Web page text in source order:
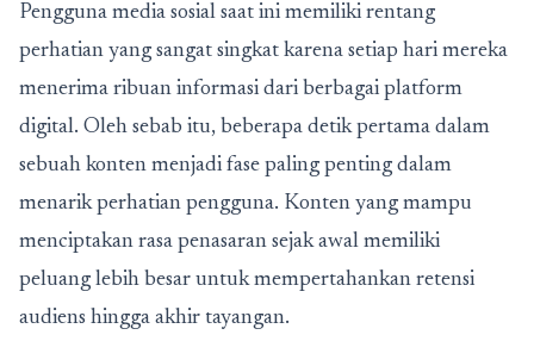
Pengguna media sosial saat ini memiliki rentang
perhatian yang sangat singkat karena setiap hari mereka
menerima ribuan informasi dari berbagai platform
digital. Oleh sebab itu, beberapa detik pertama dalam
sebuah konten menjadi fase paling penting dalam
menarik perhatian pengguna. Konten yang mampu
menciptakan rasa penasaran sejak awal memiliki
peluang lebih besar untuk mempertahankan retensi
audiens hingga akhir tayangan.